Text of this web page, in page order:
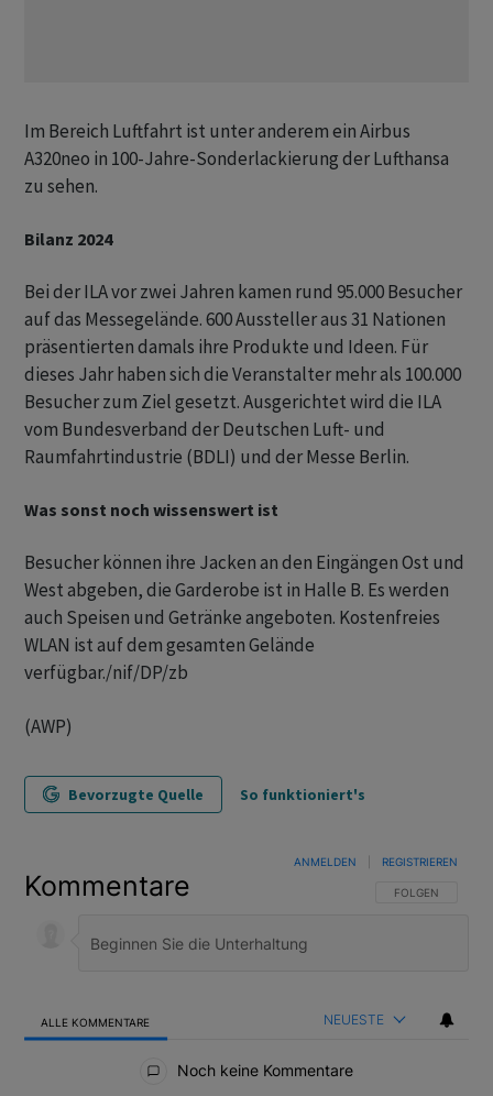
Im Bereich Luftfahrt ist unter anderem ein Airbus
A320neo in 100-Jahre-Sonderlackierung der Lufthansa
zu sehen.
Bilanz 2024
Bei der ILA vor zwei Jahren kamen rund 95.000 Besucher
auf das Messegelände. 600 Aussteller aus 31 Nationen
präsentierten damals ihre Produkte und Ideen. Für
dieses Jahr haben sich die Veranstalter mehr als 100.000
Besucher zum Ziel gesetzt. Ausgerichtet wird die ILA
vom Bundesverband der Deutschen Luft- und
Raumfahrtindustrie (BDLI) und der Messe Berlin.
Was sonst noch wissenswert ist
Besucher können ihre Jacken an den Eingängen Ost und
West abgeben, die Garderobe ist in Halle B. Es werden
auch Speisen und Getränke angeboten. Kostenfreies
WLAN ist auf dem gesamten Gelände
verfügbar./nif/DP/zb
(AWP)
Bevorzugte Quelle So funktioniert's
Kommentare FOLGE DIESER
FOLGEN
ANMELDEN REGISTRIEREN
ALLE KOMMENTARE NEUESTE
Noch keine Kommentare